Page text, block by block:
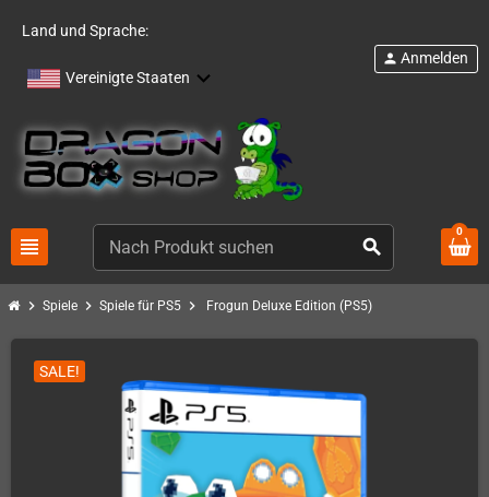
Land und Sprache:
Vereinigte Staaten
view_headline search
person Anmelden
0
chevron_right Spiele chevron_right Spiele für PS5 chevron_right Frogun Deluxe Edition (PS5)
SALE!